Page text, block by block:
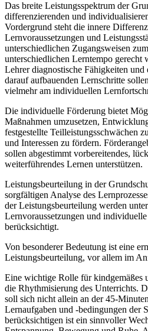
Das breite Leistungsspektrum der
differenzierenden und
Vordergrund steht die innere
Lernvoraussetzungen und
unterschiedlichen Zugangsweisen
unterschiedlichen Lerntempo gerecht
Lehrer diagnostische Fähigkeiten
darauf aufbauenden Lernschritte
vielmehr am individuellen
Die individuelle Förderung bietet
Maßnahmen umzusetzen,
festgestellte Teilleistungsschwächen
und Interessen zu fördern.
sollen abgestimmt vorbereitendes,
weiterführendes Lernen unterstützen.
Leistungsbeurteilung in der
sorgfältigen Analyse des
der Leistungsbeurteilung werden
Lernvoraussetzungen und
berücksichtigt.
Von besonderer Bedeutung ist eine
Leistungsbeurteilung, vor allem im
Eine wichtige Rolle für kindgemäßes
die Rhythmisierung des Unterrichts.
soll sich nicht allein an der 45-
Lernaufgaben und -bedingungen der
berücksichtigen ist ein sinnvoller